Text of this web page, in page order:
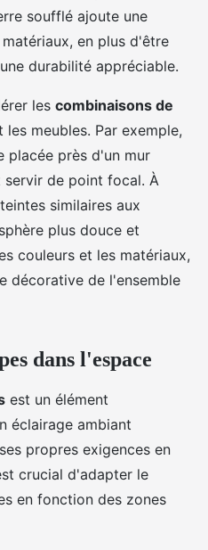
soufflé ajoute une
en plus d'être
durabilité appréciable.
les combinaisons de
les meubles. Par exemple,
placée près d'un mur
de point focal. À
similaires aux
plus douce et
couleurs et les matériaux,
décorative de l'ensemble
dans l'espace
est un élément
éclairage ambiant
propres exigences en
crucial d'adapter le
en fonction des zones